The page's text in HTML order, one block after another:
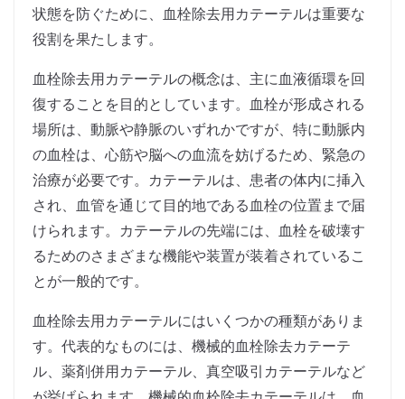
状態を防ぐために、血栓除去用カテーテルは重要な
役割を果たします。
血栓除去用カテーテルの概念は、主に血液循環を回
復することを目的としています。血栓が形成される
場所は、動脈や静脈のいずれかですが、特に動脈内
の血栓は、心筋や脳への血流を妨げるため、緊急の
治療が必要です。カテーテルは、患者の体内に挿入
され、血管を通じて目的地である血栓の位置まで届
けられます。カテーテルの先端には、血栓を破壊す
るためのさまざまな機能や装置が装着されているこ
とが一般的です。
血栓除去用カテーテルにはいくつかの種類がありま
す。代表的なものには、機械的血栓除去カテーテ
ル、薬剤併用カテーテル、真空吸引カテーテルなど